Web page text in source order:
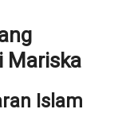
Mariska
Islam